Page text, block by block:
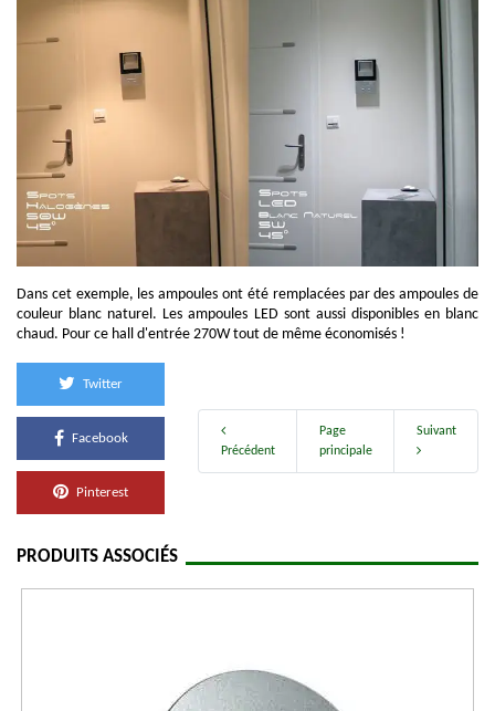
Dans cet exemple, les ampoules ont été remplacées par des ampoules de
couleur blanc naturel. Les ampoules LED sont aussi disponibles en blanc
chaud. Pour ce hall d'entrée 270W tout de même économisés !
Twitter
Facebook
Pinterest
Précédent
Page
principale
Suivant
PRODUITS ASSOCIÉS